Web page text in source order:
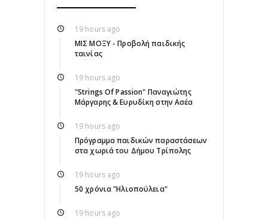
19 hours ago
ΜΙΣ ΜΟΞΥ - Προβολή παιδικής
ταινίας
19 hours ago
"Strings Of Passion" Παναγιώτης
Μάργαρης & Ευρυδίκη στην Ασέα
19 hours ago
Πρόγραμμα παιδικών παραστάσεων
στα χωριά του Δήμου Τρίπολης
19 hours ago
50 χρόνια "Ηλιοπούλεια"
19 hours ago